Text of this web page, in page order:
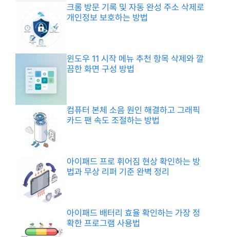
크롬 방문 기록 및 자동 완성 주소 삭제로
개인정보 보호하는 방법
윈도우 11 시작 메뉴 추천 항목 삭제와 깔
끔한 화면 구성 방법
컴퓨터 본체 소음 원인 해결하고 그래픽
카드 팬 속도 조절하는 방법
아이패드 프로 휘어짐 현상 확인하는 방
법과 무상 리퍼 기준 완벽 정리
아이패드 배터리 효율 확인하는 가장 정
확한 프로그램 사용법